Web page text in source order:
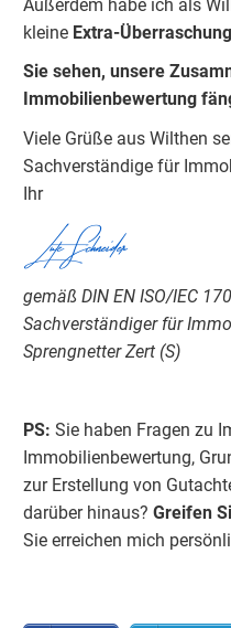
Außerdem habe ich als
kleine Extra-
Sie sehen, unsere
Immobilienbewertung
Viele Grüße aus Wilthen
Sachverständige für
Ihr​
Lutz Schneider
gemäß DIN EN ISO/IEC
Sachverständiger für
Sprengnetter Zert (S)
PS: Sie haben Fragen zu
Immobilienbewertung,
zur Erstellung von
darüber hinaus? Greifen
Sie erreichen mich